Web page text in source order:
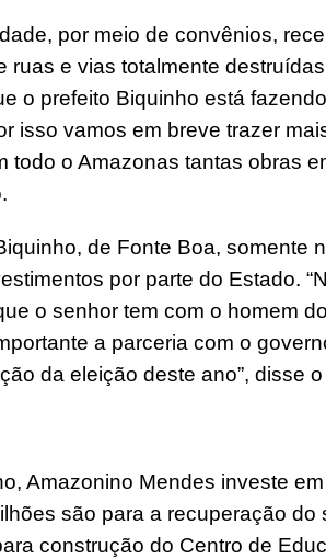
por meio de convênios,
ruas e vias totalmente
o prefeito Biquinho está
isso vamos em breve trazer
todo o Amazonas tantas obras
de Fonte Boa, somente
por parte do Estado.
o senhor tem com o homem
a parceria com o
da eleição deste ano”, disse o
Amazonino Mendes investe
são para a recuperação
construção do Centro de